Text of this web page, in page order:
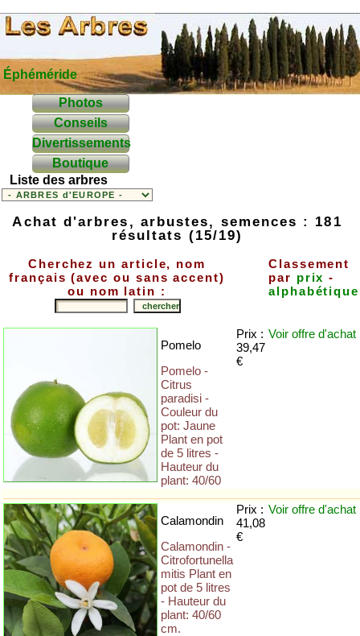
Éphéméride
Photos
Conseils
Divertissements
Boutique
Liste des arbres
Achat d'arbres, arbustes, semences : 181
résultats (15/19)
Cherchez un article, nom
français (avec ou sans accent)
ou nom latin :
Classement
par prix -
alphabétique
Pomelo
Pomelo -
Citrus
paradisi -
Couleur du
pot: Jaune
Plant en pot
de 5 litres -
Hauteur du
plant: 40/60
Prix :
39,47
€
Voir offre d'achat
Calamondin
Calamondin -
Citrofortunella
mitis Plant en
pot de 5 litres
- Hauteur du
plant: 40/60
cm.
Prix :
41,08
€
Voir offre d'achat